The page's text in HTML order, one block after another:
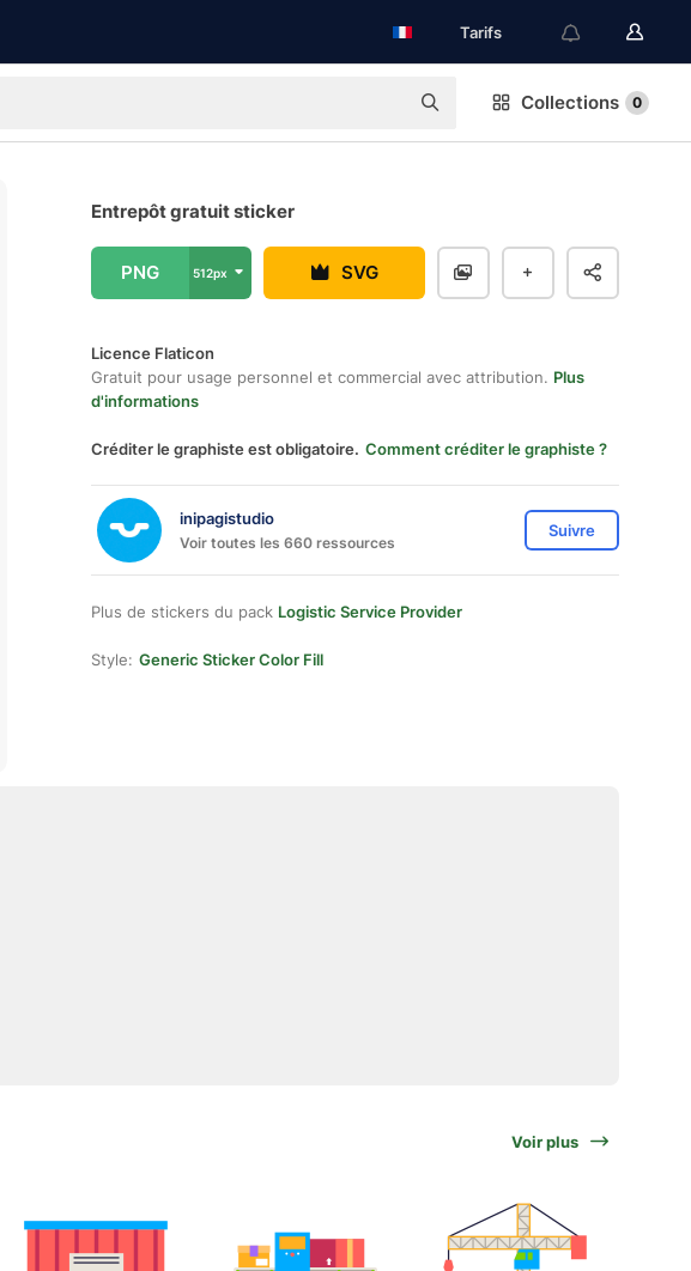
Tarifs
Collections 0
Entrepôt gratuit sticker
PNG 512px SVG
Licence Flaticon
Gratuit pour usage personnel et commercial avec attribution. Plus
d'informations
Créditer le graphiste est obligatoire. Comment créditer le graphiste ?
inipagistudio
Voir toutes les 660 ressources
Suivre
Plus de stickers du pack Logistic Service Provider
Style: Generic Sticker Color Fill
Voir plus